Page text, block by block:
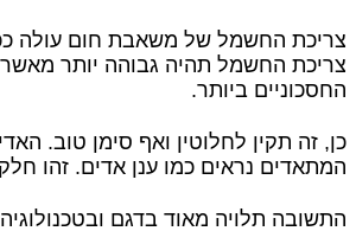
צריכת החשמל של משאבת חום עולה
החסכוניים ביותר.
המתאדים נראים כמו ענן אדים. זהו